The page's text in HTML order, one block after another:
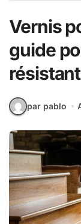
Vernis
guide
par pablo